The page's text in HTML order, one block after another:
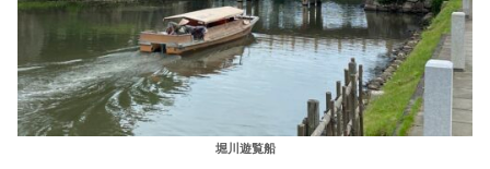
堀川遊覧船